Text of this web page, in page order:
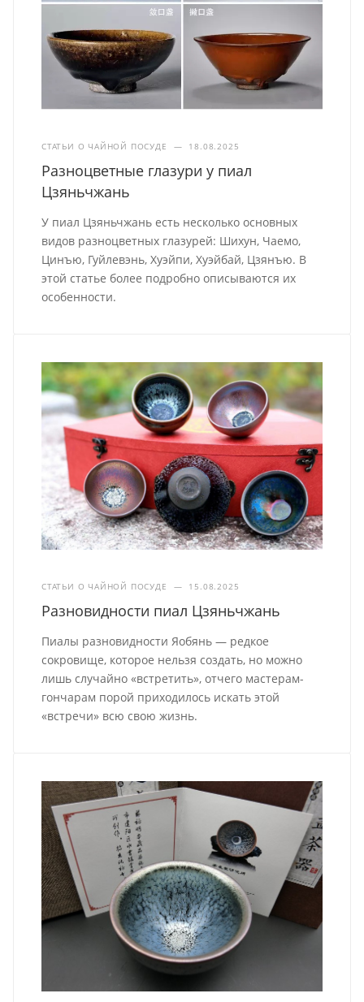
СТАТЬИ О ЧАЙНОЙ ПОСУДЕ — 18.08.2025
Разноцветные глазури у пиал
Цзяньчжань
У пиал Цзяньчжань есть несколько основных
видов разноцветных глазурей: Шихун, Чаемо,
Цинъю, Гуйлевэнь, Хуэйпи, Хуэйбай, Цзянъю. В
этой статье более подробно описываются их
особенности.
СТАТЬИ О ЧАЙНОЙ ПОСУДЕ — 15.08.2025
Разновидности пиал Цзяньчжань
Пиалы разновидности Яобянь — редкое
сокровище, которое нельзя создать, но можно
лишь случайно «встретить», отчего мастерам-
гончарам порой приходилось искать этой
«встречи» всю свою жизнь.